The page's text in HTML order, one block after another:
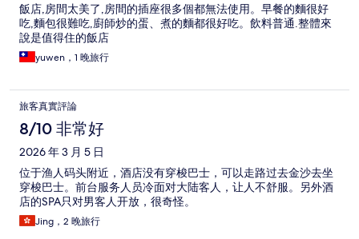
飯店,房間太美了,房間的插座很多個都無法使用。早餐的麵很好
吃,麵包很難吃,廚師炒的蛋、煮的麵都很好吃。飲料普通.整體來
說是值得住的飯店
yuwen，1 晚旅行
旅客真實評論
8/10 非常好
2026 年 3 月 5 日
位于渔人码头附近，酒店没有穿梭巴士，可以走路过去金沙去坐
穿梭巴士。前台服务人员冷面对大陆客人，让人不舒服。另外酒
店的SPA只对男客人开放，很奇怪。
Jing，2 晚旅行